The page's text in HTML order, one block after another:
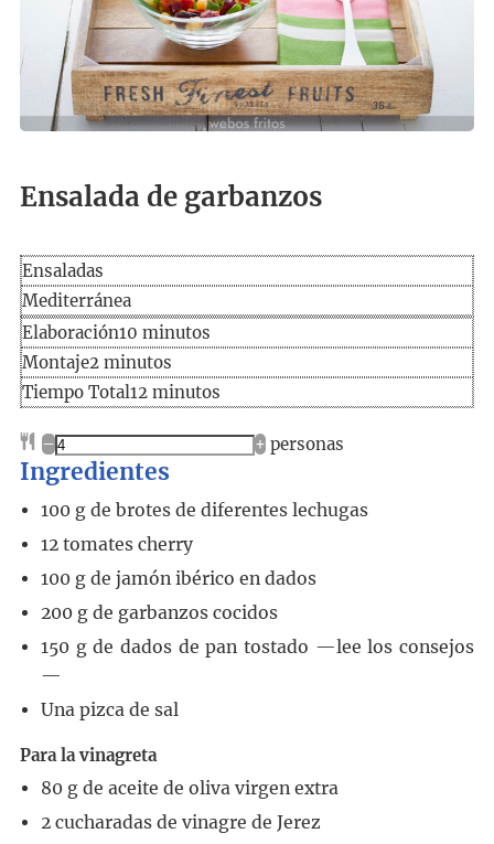
Ensalada de garbanzos
Ensaladas
Mediterránea
Elaboración
Elaboración10minutos
minutos
Montaje2minutos
minutos
Tiempo
Tiempo Total12minutos
minutos
– + personas
Ingredientes
100 g de brotes de diferentes lechugas
12 tomates cherry
100 g de jamón ibérico en dados
200 g de garbanzos cocidos
150 g de dados de pan tostado —lee los consejos
—
Una pizca de sal
Para la vinagreta
80 g de aceite de oliva virgen extra
2 cucharadas de vinagre de Jerez